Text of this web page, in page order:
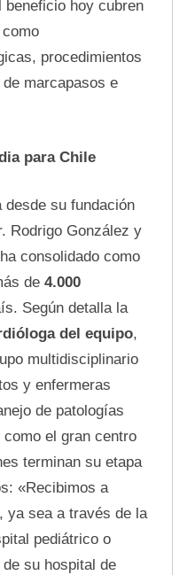
hoy cubren
procedimientos
marcapasos e
para Chile
desde su fundación
Rodrigo González y
consolidado como
de 4.000
Según detalla la
del equipo,
multidisciplinario
y enfermeras
de patologías
el gran centro
terminan su etapa
«Recibimos a
ya sea a través de la
pediátrico o
su hospital de